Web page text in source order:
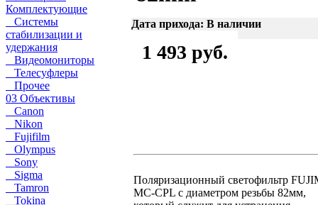
Комплектующие
Системы
стабилизации и
удержания
Видеомониторы
Телесуфлеры
Прочее
03 Объективы
Canon
Nikon
Fujifilm
Olympus
Sony
Sigma
Tamron
Tokina
Дата прихода: В наличии
1 493 руб.
Поляризационный светофильтр
MC-CPL с диаметром резьбы 82мм,